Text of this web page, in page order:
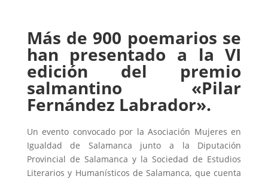
Más de 900 poemarios se
han presentado a la VI
edición del premio
salmantino «Pilar
Fernández Labrador».
Un evento convocado por la Asociación Mujeres en
Igualdad de Salamanca junto a la Diputación
Provincial de Salamanca y la Sociedad de Estudios
Literarios y Humanísticos de Salamanca, que cuenta